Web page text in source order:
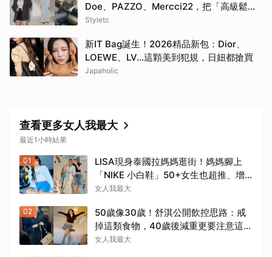
Doe、PAZZO、Mercci22，把「高級鬆弛
感」穿成日常
Styletc
新IT Bag誕生！2026精品新包：Dior、
LOEWE、LV…這顆美到犯規，日妞都搶買
Japaholic
查看更多女人我最大
最近1小時結果
01
LISA現身泰國拉媽媽逛街！媽媽腳上
「NIKE 小白鞋」50+女生也超推、增
高輕量又耐走！
女人我最大
02
50歲像30歲！舒淇公開飲控思路：戒
掉這類食物，40歲後減重更要注意這幾
件事！
女人我最大